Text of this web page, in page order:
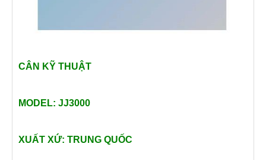
CÂN KỸ THUẬT
MODEL: JJ3000
XUẤT XỨ: TRUNG QUỐC